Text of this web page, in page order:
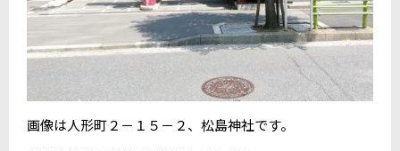
画像は人形町２－１５－２、松島神社です。